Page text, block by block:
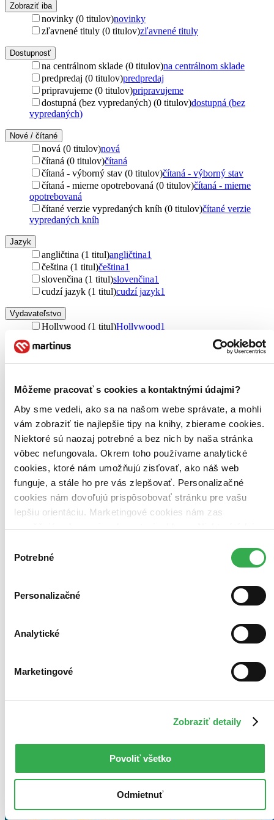
Môžeme pracovať s cookies a kontaktnými údajmi?
Aby sme vedeli, ako sa na našom webe správate, a mohli
vám zobraziť tie najlepšie tipy na knihy, zbierame cookies.
Niektoré sú naozaj potrebné a bez nich by naša stránka
vôbec nefungovala. Okrem toho používame analytické
cookies, ktoré nám umožňujú zisťovať, ako náš web
funguje, a stále ho pre vás zlepšovať. Personalizačné
cookies nám dovoľujú prispôsobovať stránku pre vašu
lepšiu orientáciu. Marketingové cookies nám zas
umožňujú zobrazenie relevantnej reklamy. Niektoré údaje
keby sme mohli používať všetky tieto cookies. Ďakujeme!
súhlasu
Potrebné
Personalizačné
Analytické
Marketingové
Zobraziť detaily
Povoliť všetko
Odmietnuť
Zobraziť iba
novinky (0 titulov)novinky
zľavnené tituly (0 titulov)zľavnené tituly
Dostupnosť
na centrálnom sklade (0 titulov)na centrálnom sklade
predpredaj (0 titulov)predpredaj
pripravujeme (0 titulov)pripravujeme
dostupná (bez vypredaných) (0 titulov)dostupná (bez
vypredaných)
Nové / čítané
nová (0 titulov)nová
čítaná (0 titulov)čítaná
čítaná - výborný stav (0 titulov)čítaná - výborný stav
čítaná - mierne opotrebovaná (0 titulov)čítaná - mierne
opotrebovaná
čítané verzie vypredaných kníh (0 titulov)čítané verzie
vypredaných kníh
Jazyk
angličtina (1 titul)angličtina1
čeština (1 titul)čeština1
slovenčina (1 titul)slovenčina1
cudzí jazyk (1 titul)cudzí jazyk1
Vydavateľstvo
Hollywood (1 titul)Hollywood1
Zúžiť výber
Top hodnotené
Novinky
Najdrahšie
Najvyššia zľava